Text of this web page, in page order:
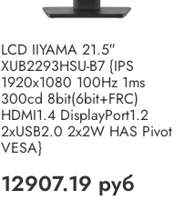
LCD IIYAMA 21.5″
XUB2293HSU-B7 {IPS
1920x1080 100Hz 1ms
300cd 8bit(6bit+FRC)
HDMI1.4 DisplayPort1.2
2xUSB2.0 2x2W HAS Pivot
VESA}
12907.19 руб